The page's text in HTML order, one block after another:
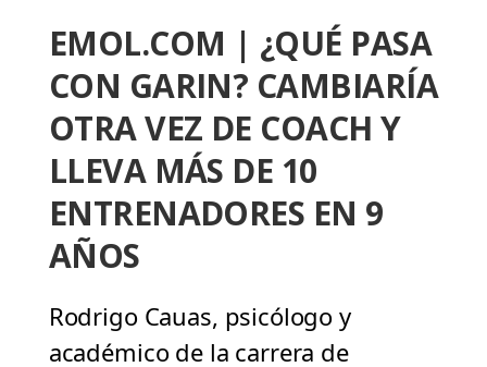
EMOL.COM | ¿QUÉ PASA
CON GARIN? CAMBIARÍA
OTRA VEZ DE COACH Y
LLEVA MÁS DE 10
ENTRENADORES EN 9
AÑOS
Rodrigo Cauas, psicólogo y
académico de la carrera de